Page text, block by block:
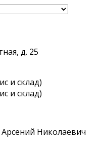
д. 25
и склад)
и склад)
Николаевич